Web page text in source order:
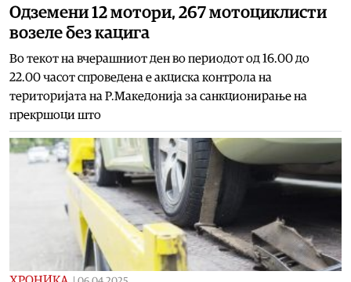
Одземени 12 мотори, 267 мотоциклисти
возеле без кацига
Во текот на вчерашниот ден во периодот од 16.00 до
22.00 часот спроведена е акциска контрола на
територијата на Р.Македонија за санкционирање на
прекршоци што